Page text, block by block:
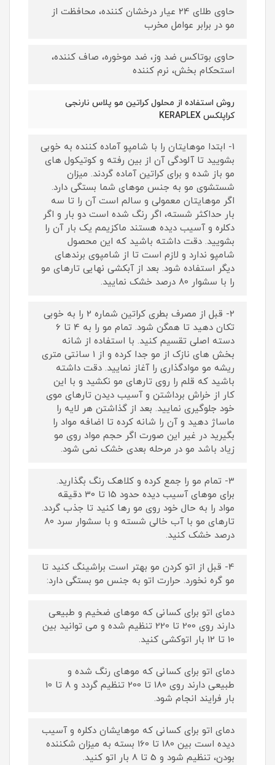
حاوی طلای 24 عیار درخشان کننده، محافظت از
مو در برابر عوامل مخرب
حاوی بوتاکس ضد وز، ضد موخوره، صاف کننده،
استحکام بخش، نرم کننده
روش استفاده از محلول کراتین مو پلاس نارنجی
کراپلکس KERAPLEX
1- ابتدا موهایتان را با شامپو آماده کننده به خوبی
بشویید تا آلودگی آن از بین رفته و کوتیکول های
مو باز شده و برای کراتین آماده گردند. میزان
شستشوی مو به جنس موهای شما بستگی دارد.
اگر موهایتان معمولی و سالم است آن را تا سه
بار حداکثر شسته، اگر رنگ شده است دو بار و اگر
دکلره و آسیب دیده هستند ماکزیمم یک بار آن را
بشویید. دقت داشته باشید که این محصول
شامپو ندارد و لازم است تا از شامپوی برندهای
دیگر استفاده شود. بعد از آبکشی نهایی تارهای مو
را با سشوار 80 درصد خشک نمایید.
2- قبل از مصرف بطری کراتین شماره 2 را به خوبی
تکان دهید تا همگن شود. تمام مو را به 4 تا 6
دسته اصلی تقسیم کنید. با استفاده از شانه
بخش های نازک از مو جدا کرده و از 1 سانتی متری
ریشه مو موادگذاری را آغاز نمایید. دقت داشته
باشید که قلم را روی تارهای مو نکشید و با این
کار از خراش برداشتن و آسیب دیدن تارهای موی
خود جلوگیری نمایید. بعد از گذاشتن هر لایه را
ماساژ دهید و آن را شانه کرده تا اضافه مواد را
بگیرید در غیر این صورت اگر حجم مواد روی مو
زیاد باشد مو در مرحله بعدی خشک نمی شود.
3- تمام مو را جمع کرده و کلاهک رنگ بگذارید.
برای موهای آسیب دیده حدود 15 تا 30 دقیقه
مواد را به حال خود روی مو رها کنید تا جذب گردد.
تارهای مو با آب خالی شسته و با سشوار سرد 80
درصد خشک کنید.
4- قبل از اتو کردن مو بهتر است براشینگ کنید تا
مو گره نخورد. حرارت اتو به جنس مو بستگی دارد:
دمای اتو برای کسانی که موهای ضخیم و طبیعی
دارند روی 200 تا 220 تنظیم شده و می توانید بین
10 تا 12 بار اتوکشی کنید.
دمای اتو برای کسانی که موهای رنگ شده و
طبیعی دارند روی 180 تا 200 تنظیم گردد و 8 تا 10
بار فرایند انجام شود.
دمای اتو برای کسانی که موهایشان دکلره و آسیب
دیده است بین 180 تا 160 بسته به میزان شکننده
بودن، تنظیم شود و 5 تا 8 بار اتو کنید.